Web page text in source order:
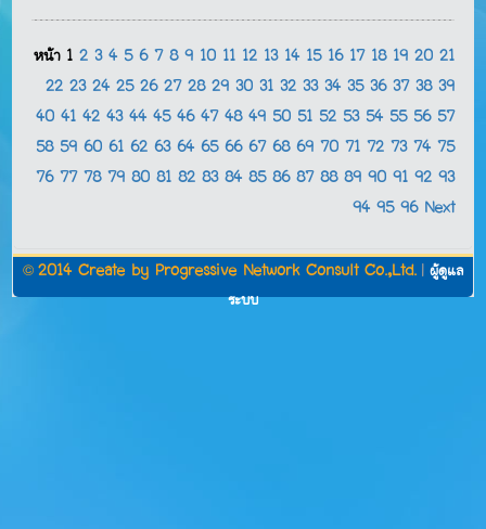
หน้า 1 2 3 4 5 6 7 8 9 10 11 12 13 14 15 16 17 18 19 20 21
22 23 24 25 26 27 28 29 30 31 32 33 34 35 36 37 38 39
40 41 42 43 44 45 46 47 48 49 50 51 52 53 54 55 56 57
58 59 60 61 62 63 64 65 66 67 68 69 70 71 72 73 74 75
76 77 78 79 80 81 82 83 84 85 86 87 88 89 90 91 92 93
94 95 96 Next
© 2014 Create by Progressive Network Consult Co.,Ltd. ผู้ดูแล
ระบบ